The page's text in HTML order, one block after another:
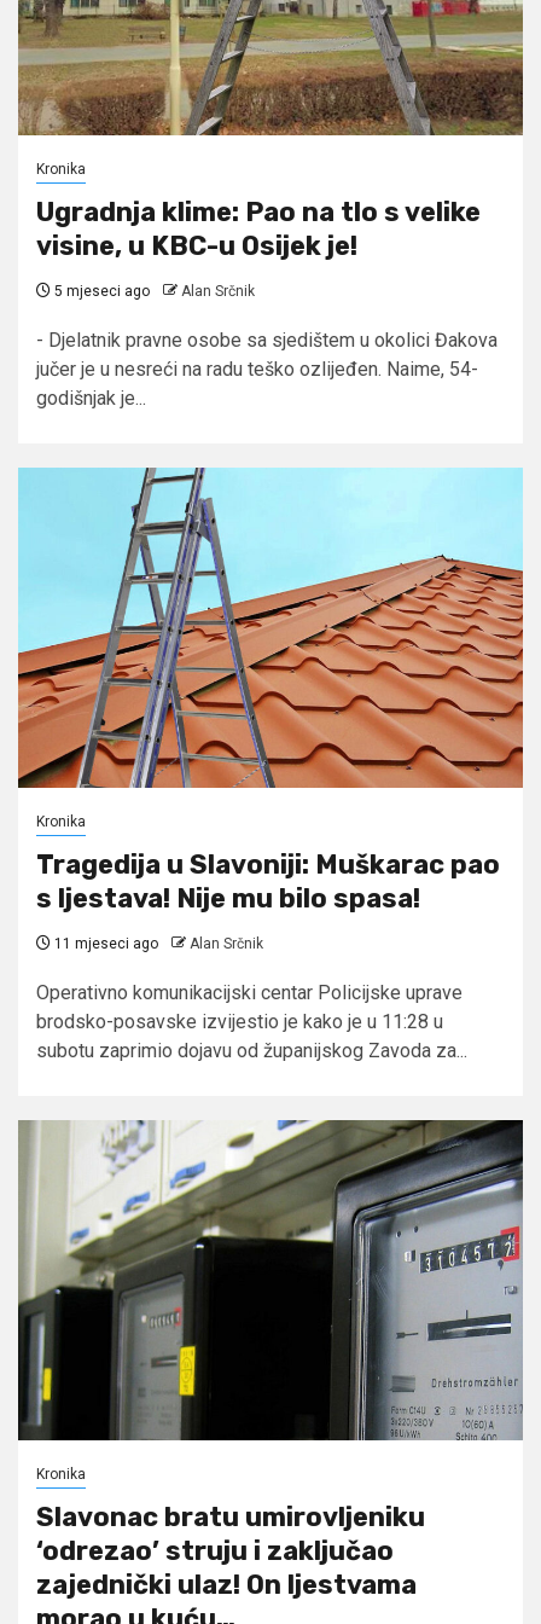
Kronika
Ugradnja klime: Pao na tlo s velike
visine, u KBC-u Osijek je!
5 mjeseci ago Alan Srčnik
- Djelatnik pravne osobe sa sjedištem u okolici Đakova
jučer je u nesreći na radu teško ozlijeđen. Naime, 54-
godišnjak je...
Kronika
Tragedija u Slavoniji: Muškarac pao
s ljestava! Nije mu bilo spasa!
11 mjeseci ago Alan Srčnik
Operativno komunikacijski centar Policijske uprave
brodsko-posavske izvijestio je kako je u 11:28 u
subotu zaprimio dojavu od županijskog Zavoda za...
Kronika
Slavonac bratu umirovljeniku
‘odrezao’ struju i zaključao
zajednički ulaz! On ljestvama